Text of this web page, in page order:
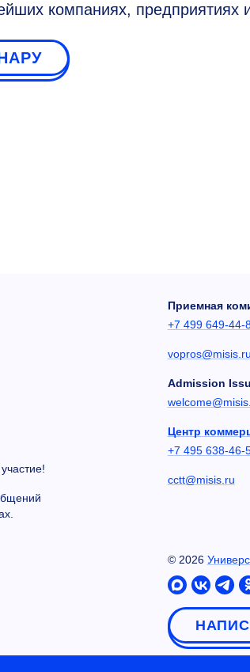
компаниях, предприятиях
Приемная
+7 499 649-44-
vopros@misis.ru
Admission
Центр
+7 495 638-46-
cctt@misis.ru
© 2026